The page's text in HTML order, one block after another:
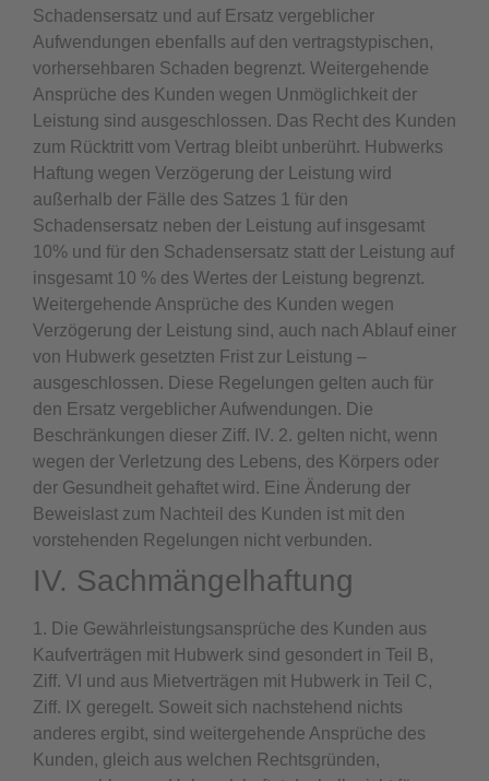
Schadensersatz und auf Ersatz vergeblicher
Aufwendungen ebenfalls auf den vertragstypischen,
vorhersehbaren Schaden begrenzt. Weitergehende
Ansprüche des Kunden wegen Unmöglichkeit der
Leistung sind ausgeschlossen. Das Recht des Kunden
zum Rücktritt vom Vertrag bleibt unberührt. Hubwerks
Haftung wegen Verzögerung der Leistung wird
außerhalb der Fälle des Satzes 1 für den
Schadensersatz neben der Leistung auf insgesamt
10% und für den Schadensersatz statt der Leistung auf
insgesamt 10 % des Wertes der Leistung begrenzt.
Weitergehende Ansprüche des Kunden wegen
Verzögerung der Leistung sind, auch nach Ablauf einer
von Hubwerk gesetzten Frist zur Leistung –
ausgeschlossen. Diese Regelungen gelten auch für
den Ersatz vergeblicher Aufwendungen. Die
Beschränkungen dieser Ziff. IV. 2. gelten nicht, wenn
wegen der Verletzung des Lebens, des Körpers oder
der Gesundheit gehaftet wird. Eine Änderung der
Beweislast zum Nachteil des Kunden ist mit den
vorstehenden Regelungen nicht verbunden.
IV. Sachmängelhaftung
1. Die Gewährleistungsansprüche des Kunden aus
Kaufverträgen mit Hubwerk sind gesondert in Teil B,
Ziff. VI und aus Mietverträgen mit Hubwerk in Teil C,
Ziff. IX geregelt. Soweit sich nachstehend nichts
anderes ergibt, sind weitergehende Ansprüche des
Kunden, gleich aus welchen Rechtsgründen,